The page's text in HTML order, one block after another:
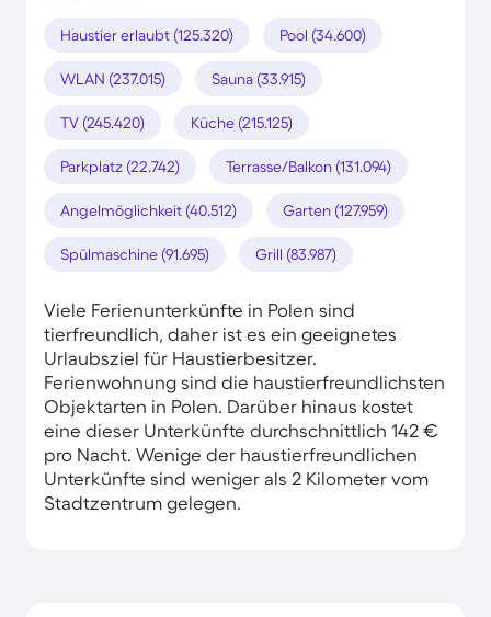
Haustier erlaubt (125.320) Pool (34.600)
WLAN (237.015) Sauna (33.915)
TV (245.420) Küche (215.125)
Parkplatz (22.742) Terrasse/Balkon (131.094)
Angelmöglichkeit (40.512) Garten (127.959)
Spülmaschine (91.695) Grill (83.987)
Viele Ferienunterkünfte in Polen sind
tierfreundlich, daher ist es ein geeignetes
Urlaubsziel für Haustierbesitzer.
Ferienwohnung sind die haustierfreundlichsten
Objektarten in Polen. Darüber hinaus kostet
eine dieser Unterkünfte durchschnittlich 142 €
pro Nacht. Wenige der haustierfreundlichen
Unterkünfte sind weniger als 2 Kilometer vom
Stadtzentrum gelegen.